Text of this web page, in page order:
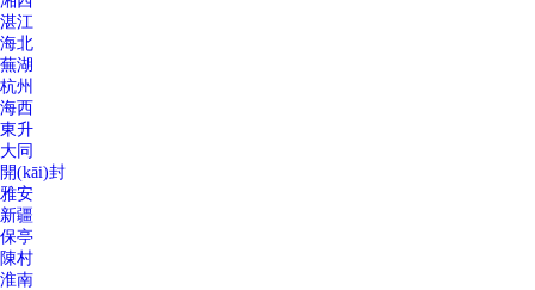
湛江
海北
蕪湖
杭州
海西
東升
大同
開(kāi)封
雅安
新疆
保亭
陳村
淮南